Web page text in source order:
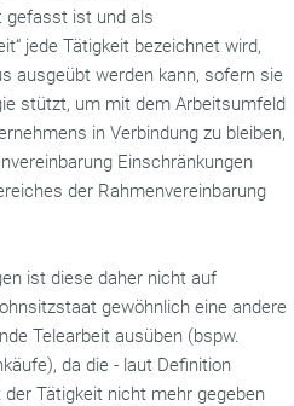
gefasst ist und als
jede Tätigkeit bezeichnet wird,
ausgeübt werden kann, sofern sie
stützt, um mit dem Arbeitsumfeld
in Verbindung zu bleiben,
Einschränkungen
der Rahmenvereinbarung
ist diese daher nicht auf
gewöhnlich eine andere
Telearbeit ausüben (bspw.
da die - laut Definition
Tätigkeit nicht mehr gegeben